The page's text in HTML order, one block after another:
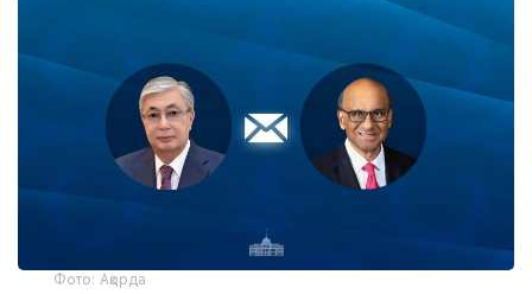
Фото: Ақорда